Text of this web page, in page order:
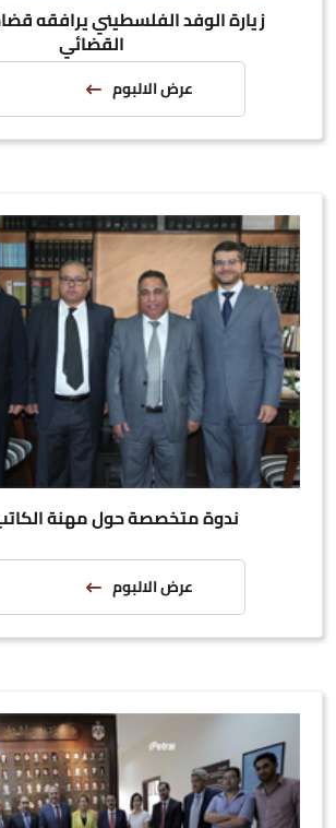
زيارة الوفد الفلسطيني يرافقه
القضائي
عرض الالبوم
ندوة متخصصة حول مهنة
عرض الالبوم